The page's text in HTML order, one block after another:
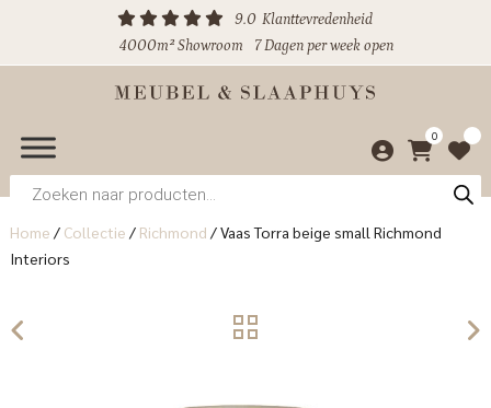
9.0 Klanttevredenheid
4000m² Showroom
7 Dagen per week open
0
Producten
zoeken
Home / Collectie / Richmond /Vaas Torra beige small Richmond
Interiors